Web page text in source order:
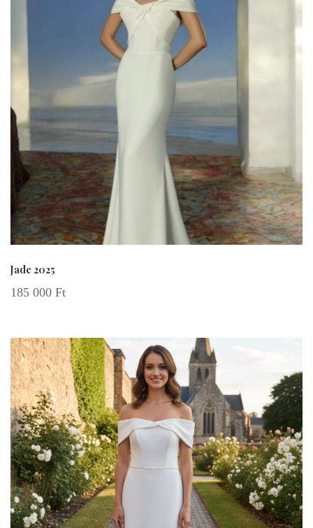
Jade 2025
185 000 Ft